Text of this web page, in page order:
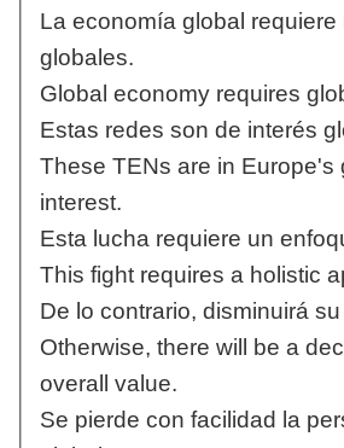
La economía global requiere
globales.
Global economy requires
Estas redes son de interés
These TENs are in Europe's
interest.
Esta lucha requiere un
This fight requires a holistic
De lo contrario, disminuirá
Otherwise, there will be a
overall value.
Se pierde con facilidad la